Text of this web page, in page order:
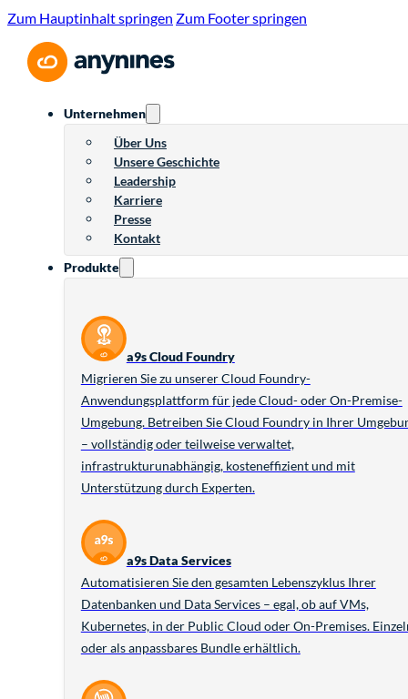
Zum Hauptinhalt springen Zum Footer springen
Unternehmen
Über Uns
Unsere Geschichte
Leadership
Karriere
Presse
Kontakt
Produkte
a9s Cloud Foundry
Migrieren Sie zu unserer Cloud Foundry-
Anwendungsplattform für jede Cloud- oder On-Premise-
Umgebung. Betreiben Sie Cloud Foundry in Ihrer
– vollständig oder teilweise verwaltet,
infrastrukturunabhängig, kosteneffizient und mit
Unterstützung durch Experten.
a9s Data Services
Automatisieren Sie den gesamten Lebenszyklus Ihrer
Datenbanken und Data Services – egal, ob auf VMs,
Kubernetes, in der Public Cloud oder On-Premises.
oder als anpassbares Bundle erhältlich.